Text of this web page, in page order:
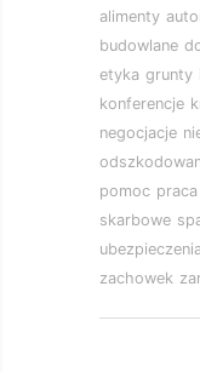
alimenty
budowlane
etyka grunty
konferencje
negocjacje
pomoc praca
skarbowe
ubezpieczenia
zachowek